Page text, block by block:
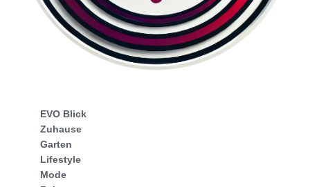
EVO Blick
Zuhause
Garten
Lifestyle
Mode